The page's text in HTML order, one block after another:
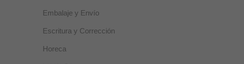
Embalaje y Envío
Escritura y Corrección
Horeca